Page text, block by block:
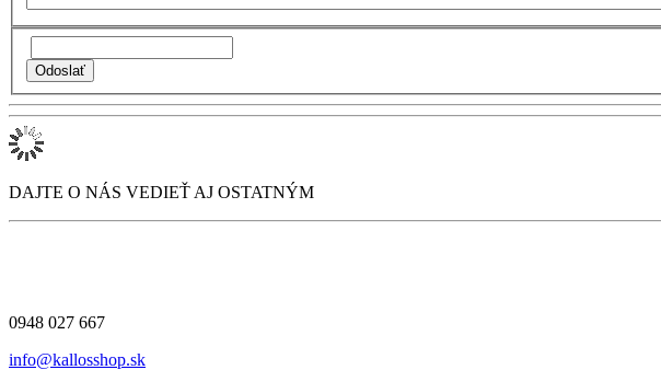
DAJTE O NÁS VEDIEŤ AJ OSTATNÝM
0948 027 667
info@kallosshop.sk